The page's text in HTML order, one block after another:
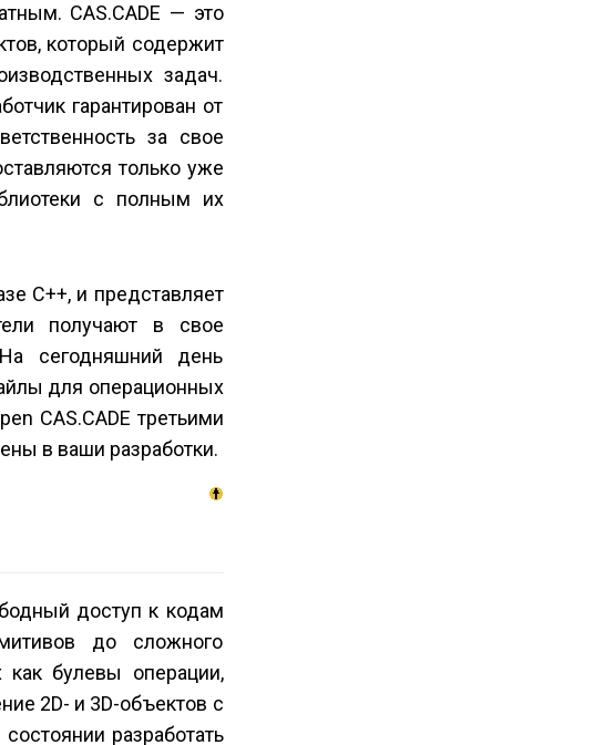
CAS.CADE — это
который содержит
задач.
гарантирован от
за свое
только уже
с полным их
С++, и представляет
получают в свое
сегодняшний день
для операционных
CAS.CADE третьими
в ваши разработки.
доступ к кодам
до сложного
как булевы операции,
2D- и 3D-объектов с
разработать